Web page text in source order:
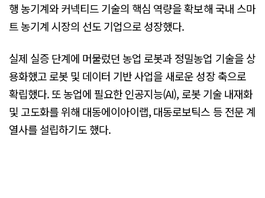
행 농기계와 커넥티드 기술의 핵심 역량을 확보해 국내 스마
트 농기계 시장의 선도 기업으로 성장했다.
실제 실증 단계에 머물렀던 농업 로봇과 정밀농업 기술을 상
용화했고 로봇 및 데이터 기반 사업을 새로운 성장 축으로
확립했다. 또 농업에 필요한 인공지능(AI), 로봇 기술 내재화
및 고도화를 위해 대동에이아이랩, 대동로보틱스 등 전문 계
열사를 설립하기도 했다.